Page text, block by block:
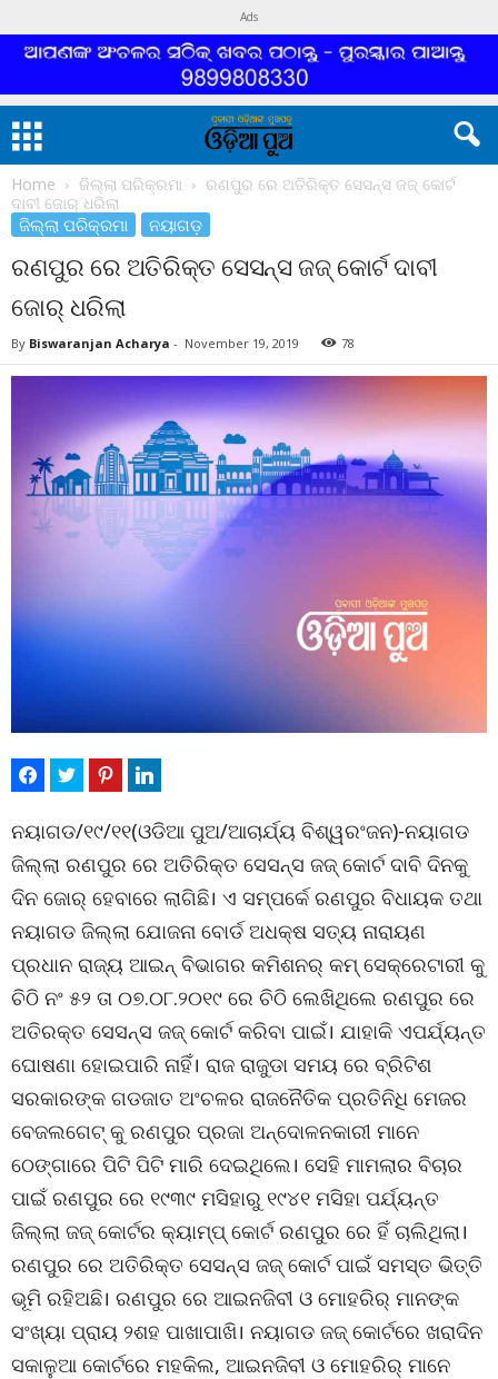
Ads
Home ଜିଲ୍ଲା ପରିକ୍ରମା
ରଣପୁର ରେ ଅତିରିକ୍ତ ସେସନ୍ସ ଜଜ୍ କୋର୍ଟ
ଦାବୀ ଜୋର୍ ଧରିଲା
ଜିଲ୍ଲା ପରିକ୍ରମା ନୟାଗଡ଼
ରଣପୁର ରେ ଅତିରିକ୍ତ ସେସନ୍ସ ଜଜ୍ କୋର୍ଟ ଦାବୀ
ଜୋର୍ ଧରିଲା
By Biswaranjan Acharya - November 19, 2019 78
ନୟାଗଡ/୧୯/୧୧(ଓଡିଆ ପୁଅ/ଆଚାର୍ଯ୍ୟ ବିଶ୍ୱରଂଜନ)-ନୟାଗଡ
ଜିଲ୍ଲା ରଣପୁର ରେ ଅତିରିକ୍ତ ସେସନ୍ସ ଜଜ୍ କୋର୍ଟ ଦାବି ଦିନକୁ
ଦିନ ଜୋର୍ ହେବାରେ ଲାଗିଛି। ଏ ସମ୍ପର୍କେ ରଣପୁର ବିଧାୟକ ତଥା
ନୟାଗଡ ଜିଲ୍ଲା ଯୋଜନା ବୋର୍ଡ ଅଧକ୍ଷ ସତ୍ୟ ନାରାୟଣ
ପ୍ରଧାନ ରାଜ୍ୟ ଆଇନ୍ ବିଭାଗର କମିଶନର୍ କମ୍ ସେକ୍ରେଟାରୀ କୁ
ଚିଠି ନଂ ୫୨ ତା ୦୭.୦୮.୨୦୧୯ ରେ ଚିଠି ଲେଖିଥିଲେ ରଣପୁର ରେ
ଅତିରକ୍ତ ସେସନ୍ସ ଜଜ୍ କୋର୍ଟ କରିବା ପାଇଁ। ଯାହାକି ଏପର୍ଯ୍ୟନ୍ତ
ଘୋଷଣା ହୋଇପାରି ନାହିଁ। ରାଜ ରାଜୁଡା ସମୟ ରେ ବ୍ରିଟିଶ
ସରକାରଙ୍କ ଗଡଜାତ ଅଂଚଳର ରାଜନୈତିକ ପ୍ରତିନିଧି ମେଜର
ବେଜଲଗେଟ୍ କୁ ରଣପୁର ପ୍ରଜା ଅନ୍ଦୋଳନକାରୀ ମାନେ
ଠେଙ୍ଗାରେ ପିଟି ପିଟି ମାରି ଦେଇଥିଲେ। ସେହି ମାମଲାର ବିଚାର
ପାଇଁ ରଣପୁର ରେ ୧୯୩୯ ମସିହାରୁ ୧୯୪୧ ମସିହା ପର୍ଯ୍ୟନ୍ତ
ଜିଲ୍ଲା ଜଜ୍ କୋର୍ଟର କ୍ୟାମ୍ପ୍ କୋର୍ଟ ରଣପୁର ରେ ହିଁ ଚାଲିଥିଲା।
ରଣପୁର ରେ ଅତିରିକ୍ତ ସେସନ୍ସ ଜଜ୍ କୋର୍ଟ ପାଇଁ ସମସ୍ତ ଭିତ୍ତି
ଭୂମି ରହିଅଛି। ରଣପୁର ରେ ଆଇନଜିବୀ ଓ ମୋହରିର୍ ମାନଙ୍କ
ସଂଖ୍ୟା ପ୍ରାୟ ୨ଶହ ପାଖାପାଖି। ନୟାଗଡ ଜଜ୍ କୋର୍ଟରେ ଖରାଦିନ
ସକାଳୁଆ କୋର୍ଟରେ ମହକିଲ, ଆଇନଜିବୀ ଓ ମୋହରିର୍ ମାନେ